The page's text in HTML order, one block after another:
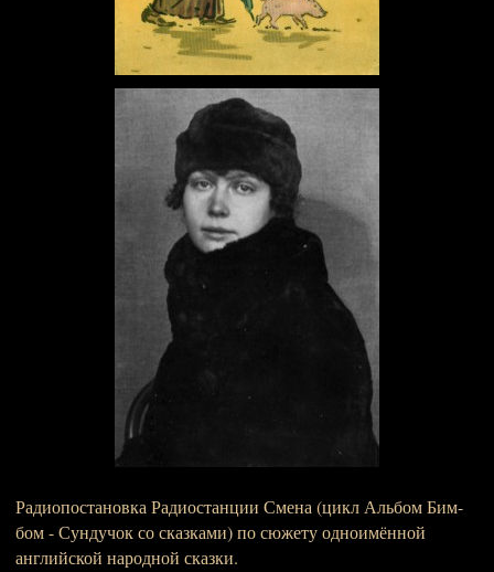
Радиопостановка Радиостанции Смена (цикл Альбом Бим-
бом - Сундучок со сказками) по сюжету одноимённой
английской народной сказки.